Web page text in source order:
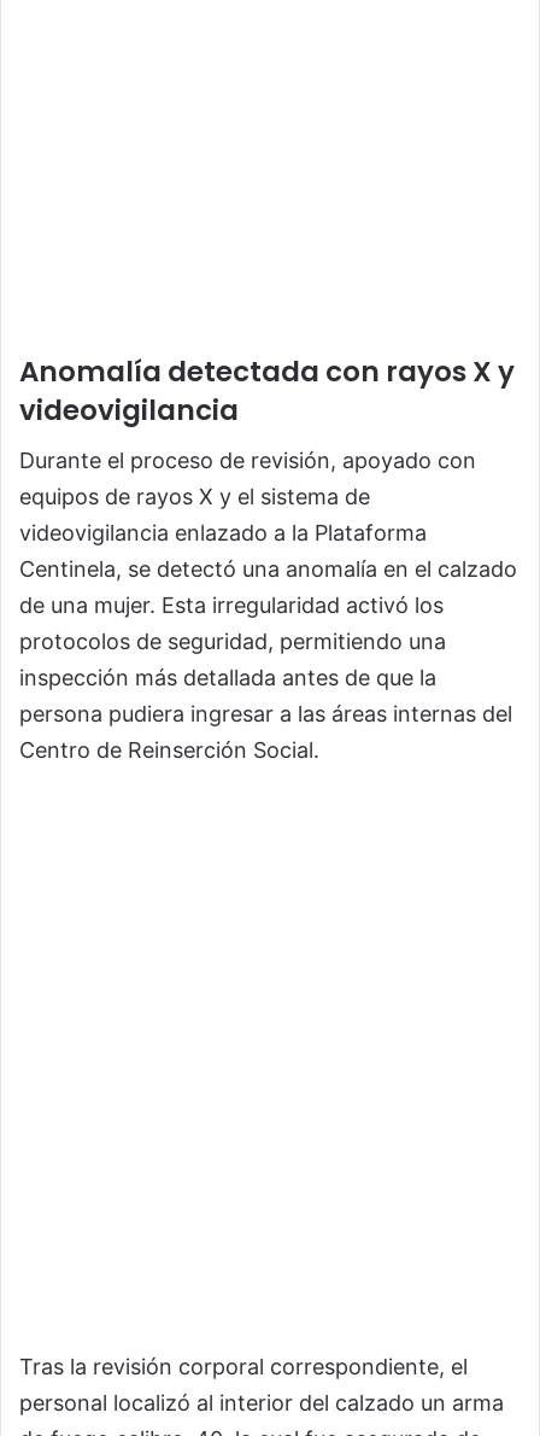
Anomalía detectada con rayos X y
videovigilancia
Durante el proceso de revisión, apoyado con
equipos de rayos X y el sistema de
videovigilancia enlazado a la Plataforma
Centinela, se detectó una anomalía en el calzado
de una mujer. Esta irregularidad activó los
protocolos de seguridad, permitiendo una
inspección más detallada antes de que la
persona pudiera ingresar a las áreas internas del
Centro de Reinserción Social.
Tras la revisión corporal correspondiente, el
personal localizó al interior del calzado un arma